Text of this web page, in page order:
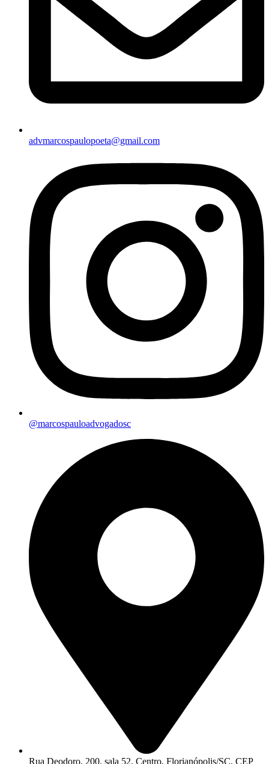
advmarcospaulopoeta@gmail.com
@marcospauloadvogadosc
Rua Deodoro, 200, sala 52, Centro, Florianópolis/SC, CEP